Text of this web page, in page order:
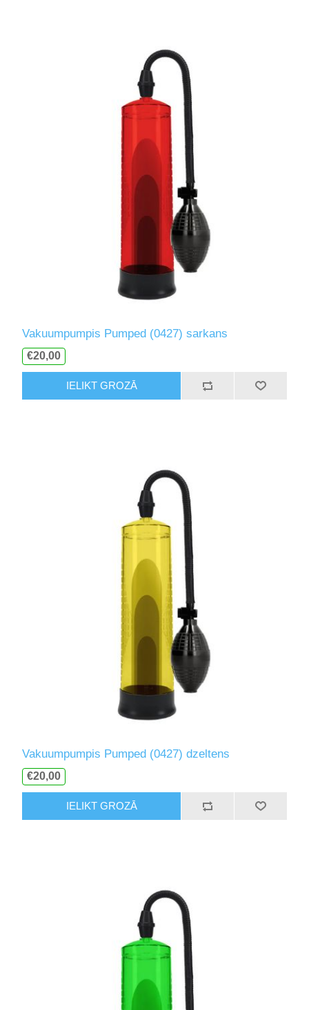
Vakuumpumpis Pumped (0427) sarkans
€20,00
IELIKT GROZĀ
Vakuumpumpis Pumped (0427) dzeltens
€20,00
IELIKT GROZĀ